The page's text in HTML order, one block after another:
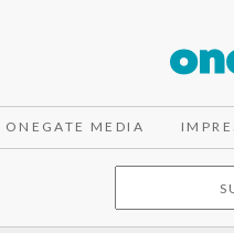
ONEGATE MEDIA